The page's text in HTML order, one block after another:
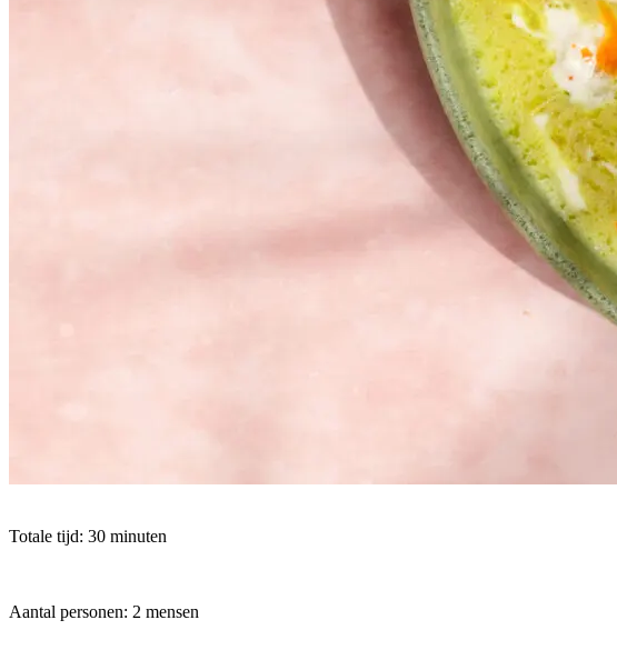
Totale tijd: 30 minuten
Aantal personen: 2 mensen